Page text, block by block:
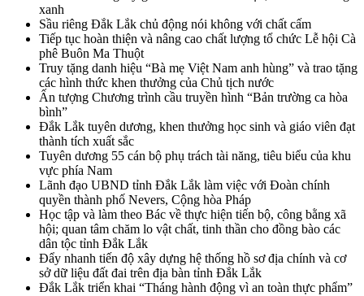
xanh
Sầu riêng Đắk Lắk chủ động nói không với chất cấm
Tiếp tục hoàn thiện và nâng cao chất lượng tổ chức Lễ hội Cà
phê Buôn Ma Thuột
Truy tặng danh hiệu “Bà mẹ Việt Nam anh hùng” và trao tặng
các hình thức khen thưởng của Chủ tịch nước
Ấn tượng Chương trình cầu truyền hình “Bản trường ca hòa
bình”
Đắk Lắk tuyên dương, khen thưởng học sinh và giáo viên đạt
thành tích xuất sắc
Tuyên dương 55 cán bộ phụ trách tài năng, tiêu biểu của khu
vực phía Nam
Lãnh đạo UBND tỉnh Đắk Lắk làm việc với Đoàn chính
quyền thành phố Nevers, Cộng hòa Pháp
Học tập và làm theo Bác về thực hiện tiến bộ, công bằng xã
hội; quan tâm chăm lo vật chất, tinh thần cho đồng bào các
dân tộc tỉnh Đắk Lắk
Đẩy nhanh tiến độ xây dựng hệ thống hồ sơ địa chính và cơ
sở dữ liệu đất đai trên địa bàn tỉnh Đắk Lắk
Đắk Lắk triển khai “Tháng hành động vì an toàn thực phẩm”